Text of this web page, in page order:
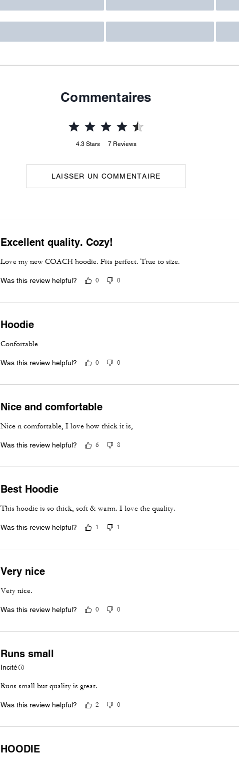
Commentaires
4.3 Stars 7 Reviews
LAISSER UN COMMENTAIRE
Excellent quality. Cozy!
Love my new COACH hoodie. Fits perfect. True to size.
Was this review helpful? 0 0
Hoodie
Confortable
Was this review helpful? 0 0
Nice and comfortable
Nice n comfortable, I love how thick it is,
Was this review helpful? 6 8
Best Hoodie
This hoodie is so thick, soft & warm. I love the quality.
Was this review helpful? 1 1
Very nice
Very nice.
Was this review helpful? 0 0
Runs small
Incité
Runs small but quality is great.
Was this review helpful? 2 0
HOODIE